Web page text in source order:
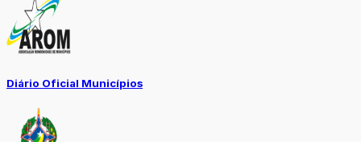
Diário Oficial Municípios